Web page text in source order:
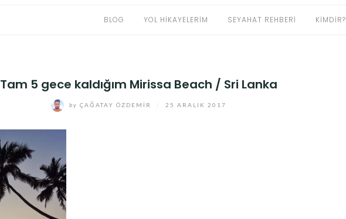
BLOG YOL HIKAYELERIM SEYAHAT REHBERI KIMDIR?
Tam 5 gece kaldığım Mirissa Beach / Sri Lanka
by ÇAĞATAY ÖZDEMIR 25 ARALIK 2017